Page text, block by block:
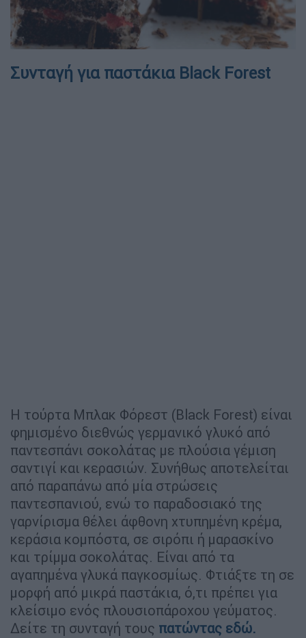
Συνταγή για παστάκια Black Forest
Η τούρτα Μπλακ Φόρεστ (Black Forest) είναι
φημισμένο διεθνώς γερμανικό γλυκό από
παντεσπάνι σοκολάτας με πλούσια γέμιση
σαντιγί και κερασιών. Συνήθως αποτελείται
από παραπάνω από μία στρώσεις
παντεσπανιού, ενώ το παραδοσιακό της
γαρνίρισμα θέλει άφθονη χτυπημένη κρέμα,
κεράσια κομπόστα, σε σιρόπι ή μαρασκίνο
και τρίμμα σοκολάτας. Είναι από τα
αγαπημένα γλυκά παγκοσμίως. Φτιάξτε τη σε
μορφή από μικρά παστάκια, ό,τι πρέπει για
κλείσιμο ενός πλουσιοπάροχου γεύματος.
Δείτε τη συνταγή τους πατώντας εδώ.